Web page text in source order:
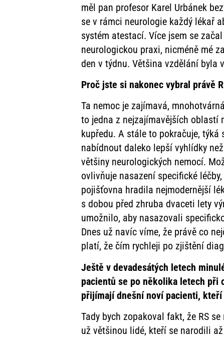
měl pan profesor Karel Urbánek
se v rámci neurologie každý lékař
systém atestací. Více jsem se
neurologickou praxi, nicméně mé
den v týdnu. Většina vzdělání byla
Proč jste si nakonec vybral právě
Ta nemoc je zajímavá,
to jedna z nejzajímavějších oblastí
kupředu. A stále to pokračuje,
nabídnout daleko lepší vyhlídky
většiny neurologických nemocí.
ovlivňuje nasazení specifické
pojišťovna hradila nejmodernější
s dobou před zhruba dvaceti lety
umožnilo, aby nasazovali
Dnes už navíc víme, že právě co
platí, že čím rychleji po zjištění
Ještě v devadesátých letech
pacientů se po několika letech při
přijímají dnešní noví pacienti,
Tady bych zopakoval fakt, že RS
už většinou lidé, kteří se narodili